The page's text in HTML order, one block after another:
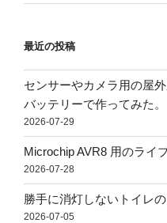
最近の投稿
センサーやカメラ用の屋
バッテリーで作ってみた。
2026-07-29
Microchip AVR8 用のライ
2026-07-28
勝手に消灯しないトイレ
2026-07-05